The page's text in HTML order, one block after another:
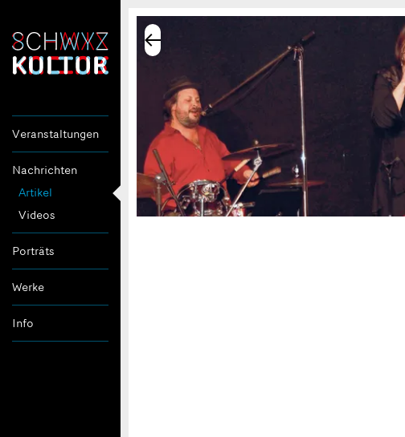
Veranstaltungen
Nachrichten
Artikel
Videos
Porträts
Werke
Info